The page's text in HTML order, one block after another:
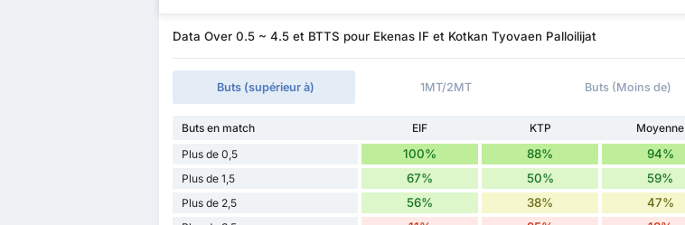
Data Over 0.5 ~ 4.5 et BTTS pour Ekenas IF et Kotkan Tyovaen Palloilijat
Buts (supérieur à) 1MT/2MT Buts (Moins de)
Buts en match EIF KTP
Moyenne
Plus de 0,5
100% 88% 94%
Plus de 1,5 67% 50% 59%
Plus de 2,5 56% 38% 47%